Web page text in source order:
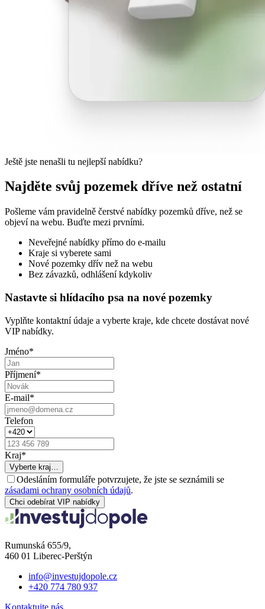
Ještě jste nenašli tu nejlepší nabídku?
Najděte svůj pozemek dříve než ostatní
Pošleme vám pravidelně čerstvé nabídky pozemků dříve, než se
objeví na webu. Buďte mezi prvními.
Neveřejné nabídky přímo do e-mailu
Kraje si vyberete sami
Nové pozemky dřív než na webu
Bez závazků, odhlášení kdykoliv
Nastavte si hlídacího psa na nové pozemky
Vyplňte kontaktní údaje a vyberte kraje, kde chcete dostávat nové
VIP nabídky.
Jméno*
Příjmení*
E-mail*
Telefon
Kraj*
Vyberte kraj…
Odesláním formuláře potvrzujete, že jste se seznámili se
zásadami ochrany osobních údajů.
Chci odebírat VIP nabídky
Rumunská 655/9,
460 01 Liberec-Perštýn
info@investujdopole.cz
+420 774 780 937
Kontaktujte nás